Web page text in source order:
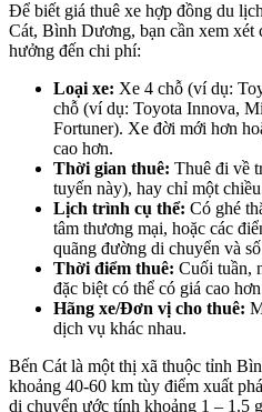
Để biết giá thuê xe hợp đồng du
Cát, Bình Dương, bạn cần xem xét
hưởng đến chi phí:
Loại xe: Xe 4 chỗ (ví dụ:
chỗ (ví dụ: Toyota Innova,
Fortuner). Xe đời mới hơn
cao hơn.
Thời gian thuê: Thuê đi về
tuyến này), hay chỉ một
Lịch trình cụ thể: Có ghé
tâm thương mại, hoặc các
quãng đường di chuyển và
Thời điểm thuê: Cuối tuần,
đặc biệt có thể có giá cao
Hãng xe/Đơn vị cho thuê:
dịch vụ khác nhau.
Bến Cát là một thị xã thuộc tỉnh
khoảng 40-60 km tùy điểm xuất
di chuyển ước tính khoảng 1 – 1.5